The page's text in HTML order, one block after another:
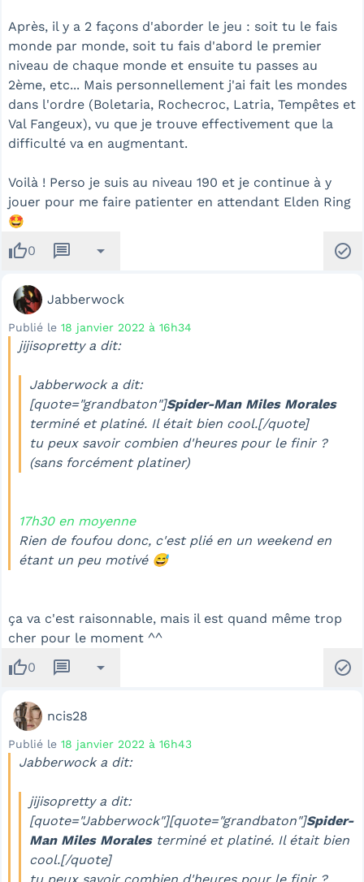
Après, il y a 2 façons d'aborder le jeu : soit tu le fais
monde par monde, soit tu fais d'abord le premier
niveau de chaque monde et ensuite tu passes au
2ème, etc... Mais personnellement j'ai fait les mondes
dans l'ordre (Boletaria, Rochecroc, Latria, Tempêtes et
Val Fangeux), vu que je trouve effectivement que la
difficulté va en augmentant.
Voilà ! Perso je suis au niveau 190 et je continue à y
jouer pour me faire patienter en attendant Elden Ring
🤩
thumb_up0 message arrow_drop_down check_circle
Jabberwock
Publié le 18 janvier 2022 à 16h34
jijisopretty a dit:
Jabberwock a dit:
[quote="grandbaton"]Spider-Man Miles Morales
terminé et platiné. Il était bien cool.[/quote]
tu peux savoir combien d'heures pour le finir ?
(sans forcément platiner)
17h30 en moyenne
Rien de foufou donc, c'est plié en un weekend en
étant un peu motivé 😅
ça va c'est raisonnable, mais il est quand même trop
cher pour le moment ^^
thumb_up0 message arrow_drop_down check_circle
ncis28
Publié le 18 janvier 2022 à 16h43
Jabberwock a dit:
jijisopretty a dit:
[quote="Jabberwock"][quote="grandbaton"]Spider-
Man Miles Moralesterminé et platiné. Il était bien
cool.[/quote]